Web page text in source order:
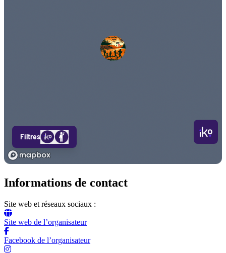
Informations de contact
Site web et réseaux sociaux :
Site web de l’organisateur
Facebook de l’organisateur